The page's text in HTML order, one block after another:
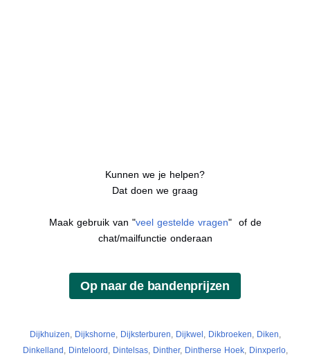
Kunnen we je helpen?
Dat doen we graag
Maak gebruik van "veel gestelde vragen" of de
chat/mailfunctie onderaan
Dijkhuizen Dijkshorne Dijksterburen Dijkwel Dikbroeken Diken
Dinkelland
Dinteloord Dintelsas, Dinther, Dintherse Hoek, Dinxperlo,